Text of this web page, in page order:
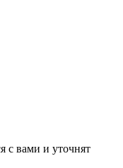
с вами и уточнят